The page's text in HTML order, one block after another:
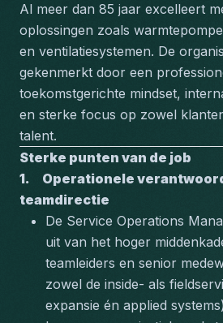
Al meer dan 85 jaar excelleert
oplossingen zoals
en ventilatiesystemen. De
gekenmerkt door een
toekomstgerichte mindset,
en sterke focus op zowel
talent.
Sterke punten van de job
1.     Operationele
teamdirectie
De Service Operations
uit van het hoger
teamleiders en senior
zowel de inside- als
expansie én applied